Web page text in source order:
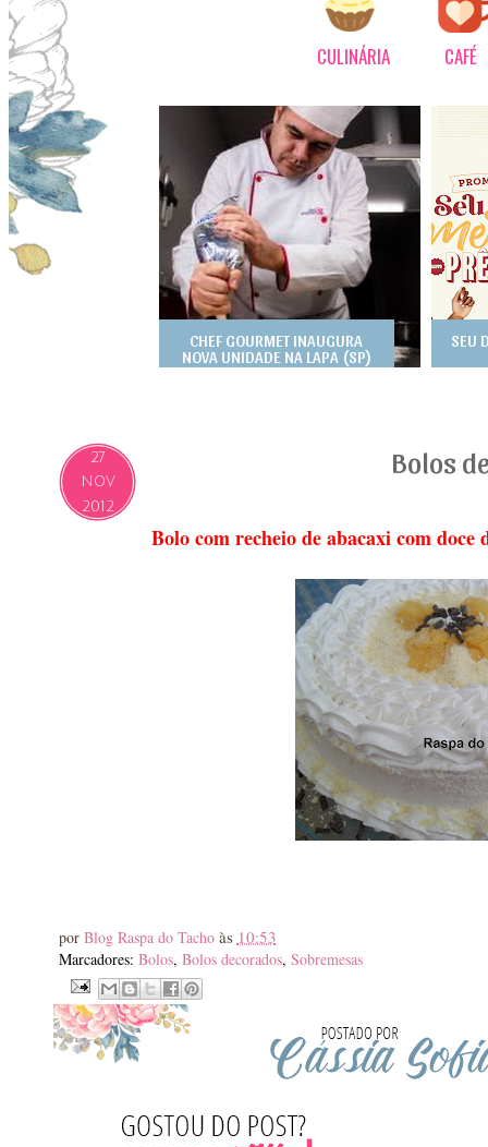
CULINÁRIA CAFÉ
CHEF GOURMET INAUGURA
NOVA UNIDADE NA LAPA (SP)
SEU
27
NOV
2012
Bolos
Bolo com recheio de abacaxi com
por Blog Raspa do Tacho às 10:53
Marcadores: Bolos, Bolos decorados, Sobremesas